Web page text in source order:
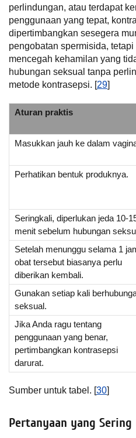
perlindungan, atau terdapat
penggunaan yang tepat,
dipertimbangkan sesegera
pengobatan spermisida,
mencegah kehamilan yang
hubungan seksual tanpa
metode kontrasepsi. [29]
Aturan praktis
Masukkan jauh ke dalam
Perhatikan bentuk produknya.
Seringkali, diperlukan jeda 10-
menit sebelum hubungan
Setelah menunggu selama 1
obat tersebut biasanya perlu
diberikan kembali.
Gunakan setiap kali
seksual.
Jika Anda ragu tentang
penggunaan yang benar,
pertimbangkan kontrasepsi
darurat.
Sumber untuk tabel. [30]
Pertanyaan yang Sering